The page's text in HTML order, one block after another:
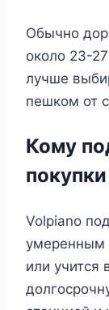
Обычно
около 23-
лучше
пешком от
Кому
Volpiano
умеренным
или учится